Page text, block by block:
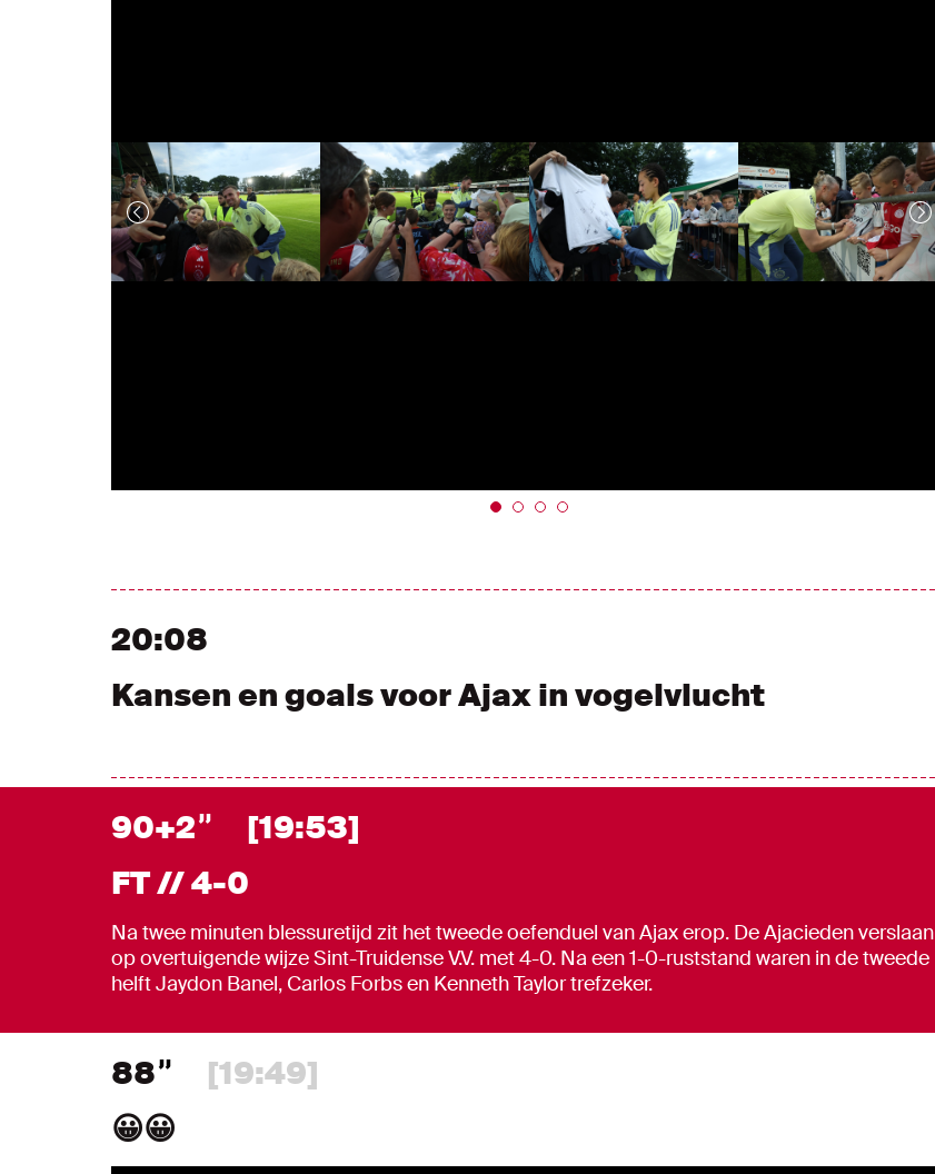
20:08
Kansen en goals voor Ajax in vogelvlucht
90+2
[19:53]
FT // 4-0
Na twee minuten blessuretijd zit het tweede oefenduel van Ajax erop. De Ajacieden verslaan
op overtuigende wijze Sint-Truidense V.V. met 4-0. Na een 1-0-ruststand waren in de tweede
helft Jaydon Banel, Carlos Forbs en Kenneth Taylor trefzeker.
88
[19:49]
😀😀